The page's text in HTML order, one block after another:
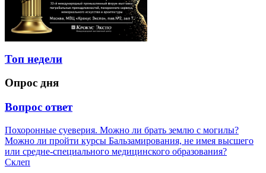
Топ недели
Опрос дня
Вопрос ответ
Похоронные суеверия. Можно ли брать землю с могилы?
Можно ли пройти курсы Бальзамирования, не имея высшего
или средне-специального медицинского образования?
Склеп